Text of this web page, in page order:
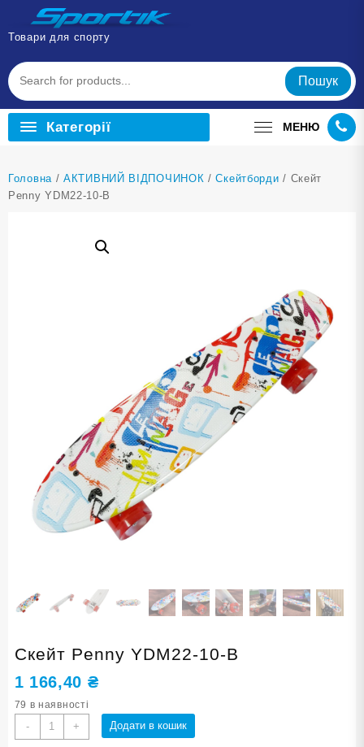
Перейти
вмісту
Товари для спорту
Пошук
Категорії МЕНЮ
Головна /АКТИВНИЙ ВІДПОЧИНОК /Скейтборди / Скейт
Penny YDM22-10-В
Скейт Penny YDM22-10-В
1 166,40 ₴
79 в наявності
-
Скейт
Penny
+ Додати в кошик